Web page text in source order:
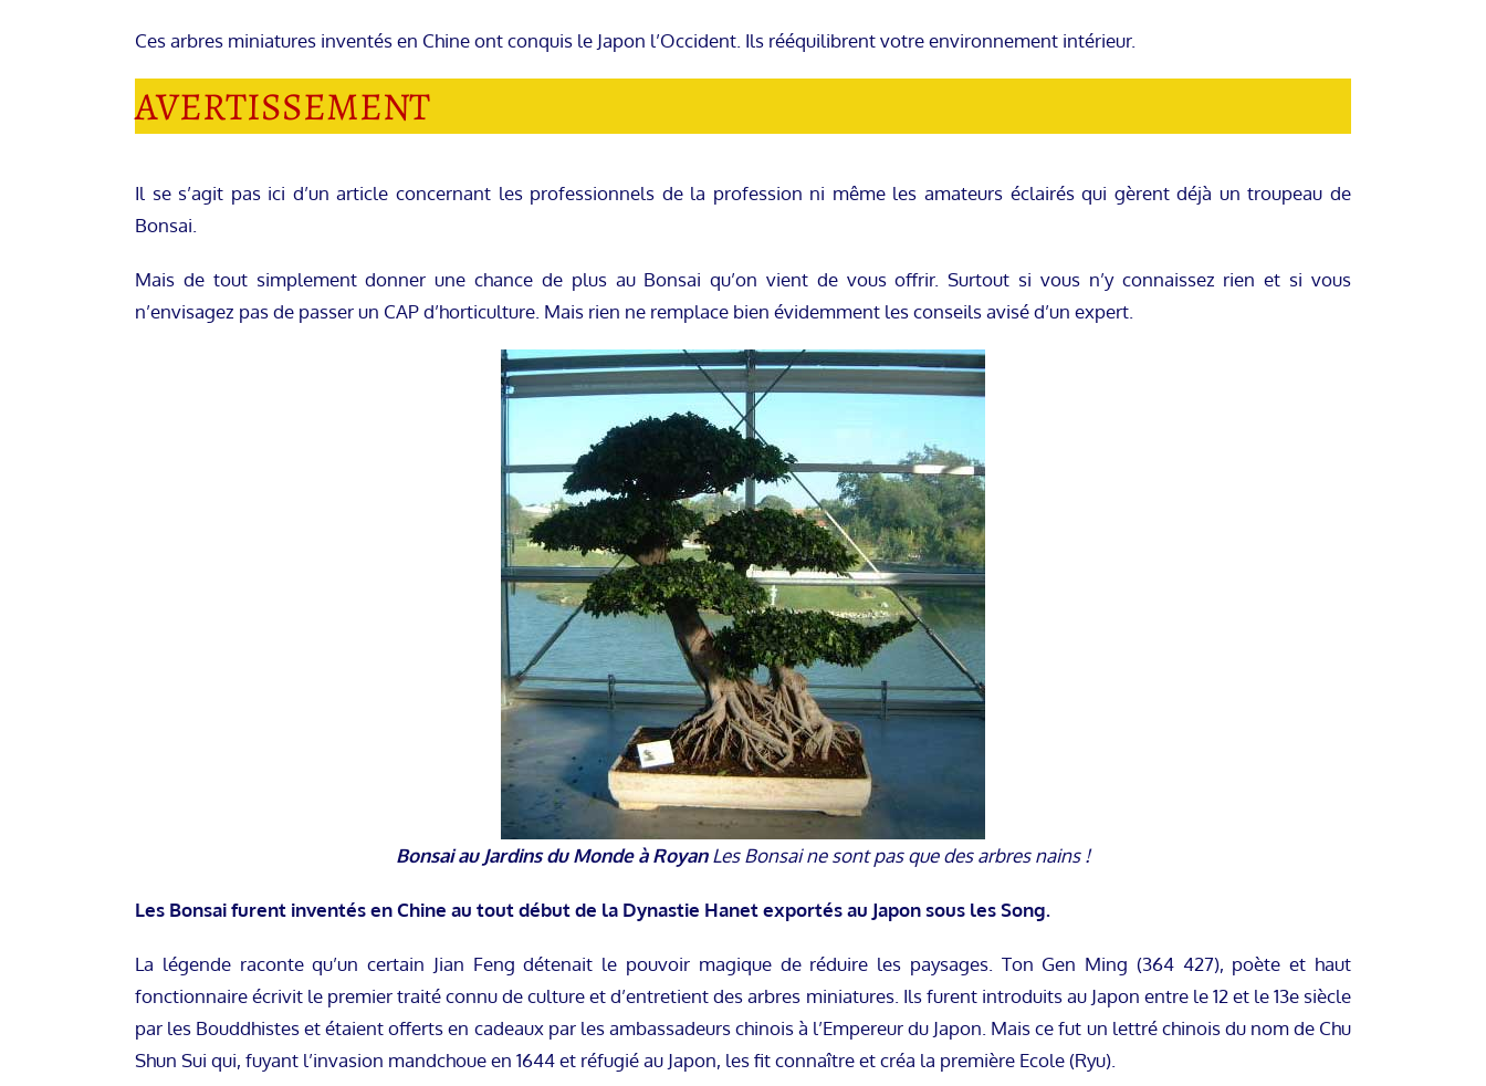
Ces arbres miniatures inventés en Chine ont conquis le Japon l’Occident. Ils rééquilibrent votre environnement intérieur.
AVERTISSEMENT
Il se s’agit pas ici d’un article concernant les professionnels de la profession ni même les amateurs éclairés qui gèrent déjà un troupeau de
Bonsai.
Mais de tout simplement donner une chance de plus au Bonsai qu’on vient de vous offrir. Surtout si vous n’y connaissez rien et si vous
n’envisagez pas de passer un CAP d’horticulture. Mais rien ne remplace bien évidemment les conseils avisé d’un expert.
Bonsai au Jardins du Monde à RoyanLes Bonsai ne sont pas que des arbres nains !
Les Bonsai furent inventés en Chine au tout début de la Dynastie Hanet exportés au Japon sous les Song.
La légende raconte qu’un certain Jian Feng détenait le pouvoir magique de réduire les paysages. Ton Gen Ming (364 427), poète et haut
fonctionnaire écrivit le premier traité connu de culture et d’entretient des arbres miniatures. Ils furent introduits au Japon entre le 12 et le 13e siècle
par les Bouddhistes et étaient offerts en cadeaux par les ambassadeurs chinois à l’Empereur du Japon. Mais ce fut un lettré chinois du nom de Chu
Shun Sui qui, fuyant l’invasion mandchoue en 1644 et réfugié au Japon, les fit connaître et créa la première Ecole (Ryu).